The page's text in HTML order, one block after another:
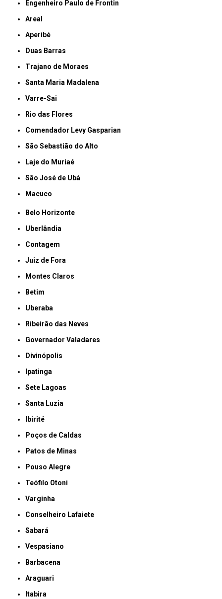
Engenheiro Paulo de Frontin
Areal
Aperibé
Duas Barras
Trajano de Moraes
Santa Maria Madalena
Varre-Sai
Rio das Flores
Comendador Levy Gasparian
São Sebastião do Alto
Laje do Muriaé
São José de Ubá
Macuco
Belo Horizonte
Uberlândia
Contagem
Juiz de Fora
Montes Claros
Betim
Uberaba
Ribeirão das Neves
Governador Valadares
Divinópolis
Ipatinga
Sete Lagoas
Santa Luzia
Ibirité
Poços de Caldas
Patos de Minas
Pouso Alegre
Teófilo Otoni
Varginha
Conselheiro Lafaiete
Sabará
Vespasiano
Barbacena
Araguari
Itabira